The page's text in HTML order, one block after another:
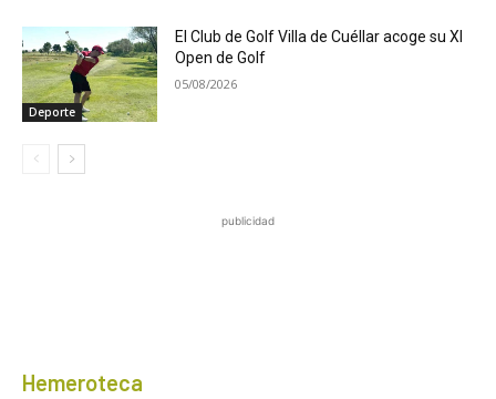
Deporte
El Club de Golf Villa de Cuéllar acoge su XI
Open de Golf
05/08/2026
publicidad
Hemeroteca